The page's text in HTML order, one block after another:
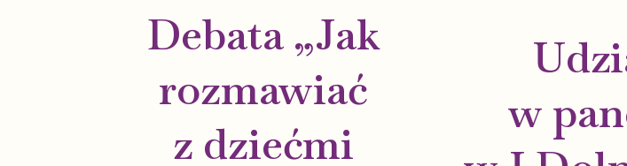
Debata „Jak
rozmawiać
z dziećmi
w